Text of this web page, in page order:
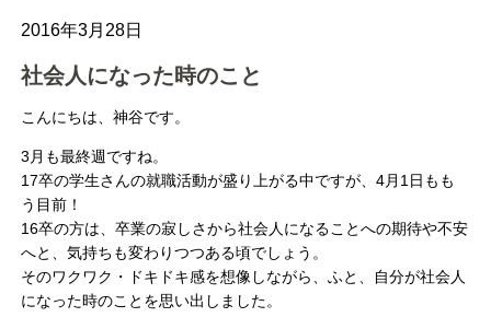
2016年3月28日
社会人になった時のこと
こんにちは、神谷です。
3月も最終週ですね。
17卒の学生さんの就職活動が盛り上がる中ですが、4月1日もも
う目前！
16卒の方は、卒業の寂しさから社会人になることへの期待や不安
へと、気持ちも変わりつつある頃でしょう。
そのワクワク・ドキドキ感を想像しながら、ふと、自分が社会人
になった時のことを思い出しました。